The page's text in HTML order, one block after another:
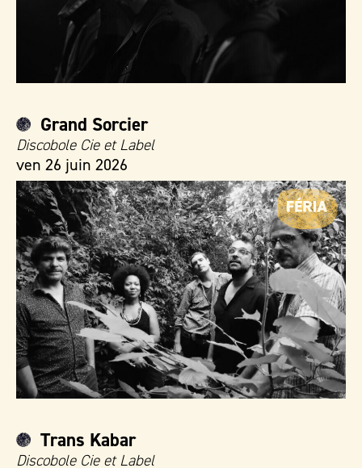
Grand Sorcier
Discobole Cie et Label
ven 26 juin 2026
Trans Kabar
Discobole Cie et Label